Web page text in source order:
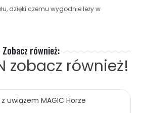
dzięki czemu wygodnie leży w
Zobacz również:
zobacz również!
uwiązem MAGIC Horze